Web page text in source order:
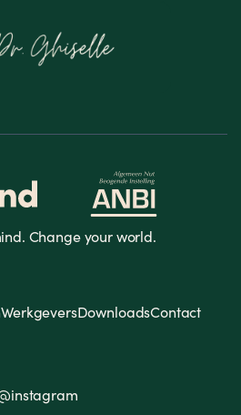
Change your world.
WerkgeversDownloadsContact